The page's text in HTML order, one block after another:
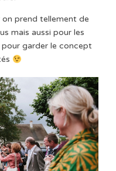
on prend tellement de
mais aussi pour les
pour garder le concept